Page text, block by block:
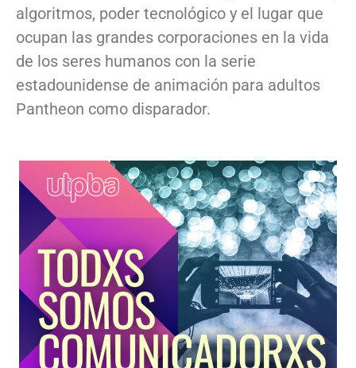
algoritmos, poder tecnológico y el lugar que
ocupan las grandes corporaciones en la vida
de los seres humanos con la serie
estadounidense de animación para adultos
Pantheon como disparador.